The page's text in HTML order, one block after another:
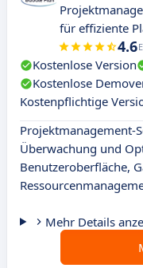
für effiziente
4.6
Kostenlose Version
Kostenlose
Kostenpflichtige
Projektmanagement-
Überwachung und
Benutzeroberfläche,
Mehr Details